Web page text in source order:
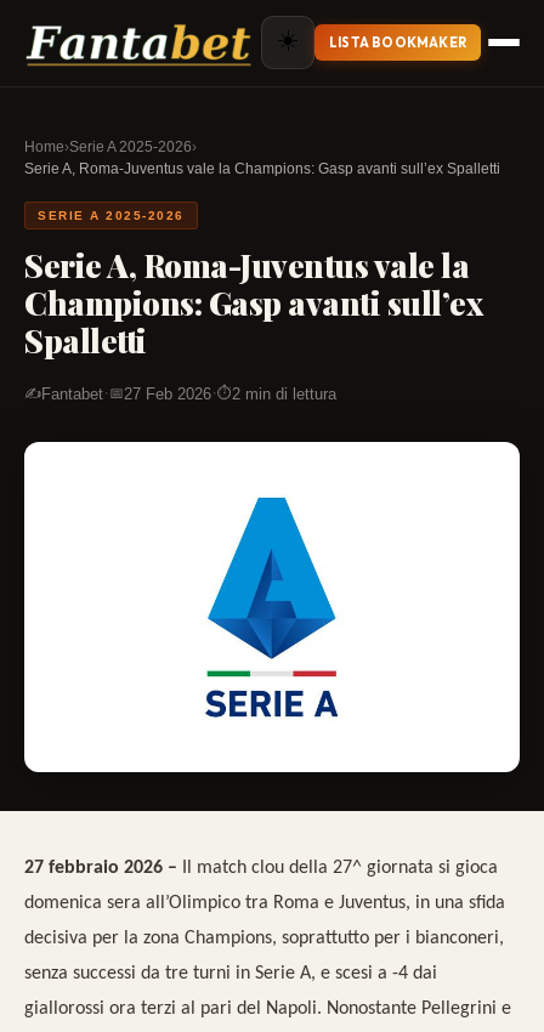
☀️ LISTA BOOKMAKER
Home›Serie A 2025-2026›
Serie A, Roma-Juventus vale la Champions: Gasp avanti sull’ex Spalletti
SERIE A 2025-2026
Serie A, Roma-Juventus vale la
Champions: Gasp avanti sull’ex
Spalletti
✍️Fantabet· 📅27 Feb 2026·⏱️2 min di lettura
27 febbraio 2026 – Il match clou della 27^ giornata si gioca
domenica sera all’Olimpico tra Roma e Juventus, in una sfida
decisiva per la zona Champions, soprattutto per i bianconeri,
senza successi da tre turni in Serie A, e scesi a -4 dai
giallorossi ora terzi al pari del Napoli. Nonostante Pellegrini e